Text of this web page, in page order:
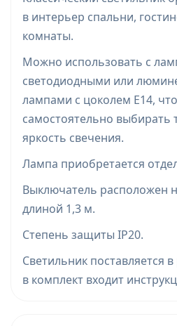
в интерьер спальни,
комнаты.
Можно использовать с
светодиодными или
лампами с цоколем Е14,
самостоятельно выбирать
яркость свечения.
Лампа приобретается
Выключатель расположен
длиной 1,3 м.
Степень защиты IP20.
Светильник поставляется
в комплект входит